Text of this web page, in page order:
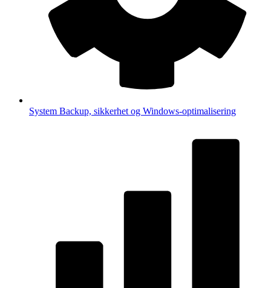
System Backup, sikkerhet og Windows-optimalisering